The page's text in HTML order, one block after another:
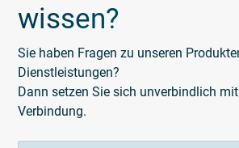
wissen?
Sie haben Fragen zu unseren
Dienstleistungen?
Dann setzen Sie sich unverbindlich
Verbindung.